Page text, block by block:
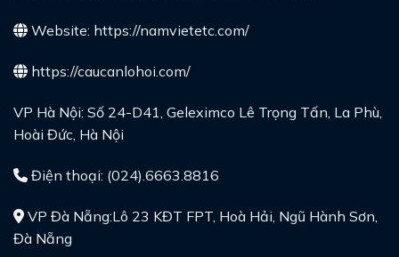
Website: https://namvietetc.com/
https://caucanlohoi.com/
VP Hà Nội: Số 24-D41, Geleximco Lê Trọng Tấn, La Phù,
Hoài Đức, Hà Nội
Điện thoại: (024).6663.8816
VP Đà Nẵng:Lô 23 KĐT FPT, Hoà Hải, Ngũ Hành Sơn,
Đà Nẵng